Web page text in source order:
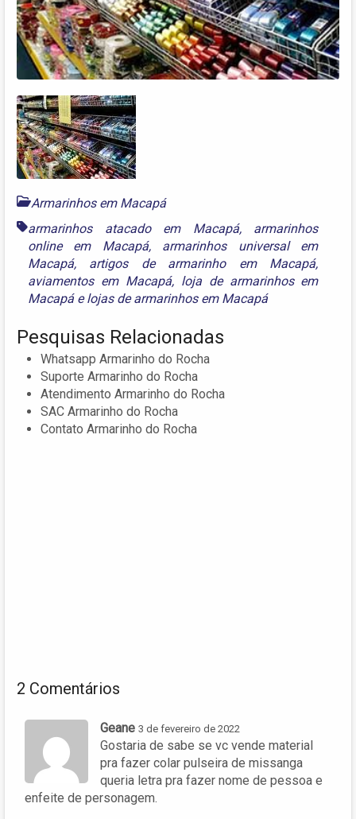
Armarinhos em Macapá
armarinhos atacado em Macapá, armarinhos
online em Macapá, armarinhos universal em
Macapá, artigos de armarinho em Macapá,
aviamentos em Macapá, loja de armarinhos em
Macapáelojas de armarinhos em Macapá
Pesquisas Relacionadas
Whatsapp Armarinho do Rocha
Suporte Armarinho do Rocha
Atendimento Armarinho do Rocha
SAC Armarinho do Rocha
Contato Armarinho do Rocha
2 Comentários
Geane 3 de fevereiro de 2022
Gostaria de sabe se vc vende material
pra fazer colar pulseira de missanga
queria letra pra fazer nome de pessoa e
enfeite de personagem.